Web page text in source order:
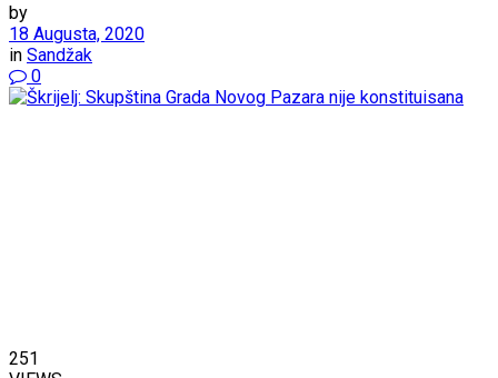
by
18 Augusta, 2020
in Sandžak
0
251